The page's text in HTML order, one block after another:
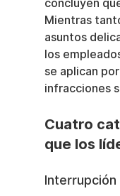
concluyen
Mientras
asuntos
los
se aplican
infracciones
Cuatro
que los